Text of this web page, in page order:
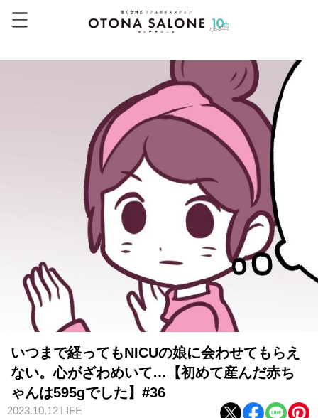
いつまで経ってもNICUの娘に会わせてもらえ
ない。心がざわめいて…【初めて産んだ赤ち
ゃんは595gでした】#36
2023.10.12 LIFE